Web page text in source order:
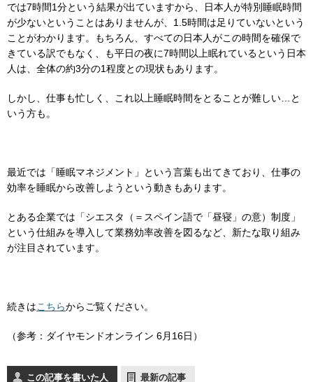
では7時間1分という結果が出ていますから、日本人が特別睡眠時間
が少ないということはありませんが、1.5時間は足りていないという
ことがわかります。もちろん、すべての日本人がこの時間を確保で
きている訳でもなく、も平日の夜に7時間以上眠れているという日本
人は、全体の約3分の1程度との現状もあります。
しかし、仕事も忙しく、これ以上睡眠時間をとることが難しい…と
いう方も。
最近では「睡眠マネジメント」という言葉も出てきており、仕事の
効率を睡眠から改善しようという動きもあります。
とある企業では「シエスタ（＝ スペイン語で「昼寝」の意）制度」
という仕組みを導入して業務効率改善を図るなど、新たな取り組み
が注目されています。
続きはこちらからご覧ください。
（参考：ダイヤモンドオンライン 6月16日）
この記事を書いた人 最新の記事